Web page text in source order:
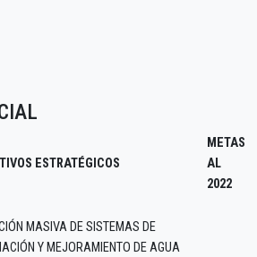
ESTRATÉGICOS
METAS
AL
2022
MASIVA DE SISTEMAS DE
Y MEJORAMIENTO DE AGUA